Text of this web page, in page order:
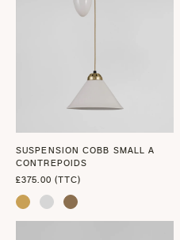
SUSPENSION COBB SMALL A
CONTREPOIDS
£375.00 (TTC)